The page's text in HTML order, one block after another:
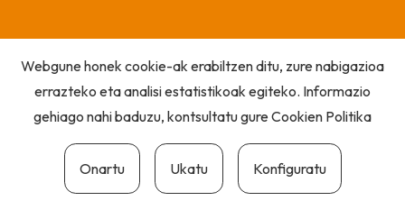
Webgune honek cookie-ak erabiltzen ditu, zure nabigazioa
errazteko eta analisi estatistikoak egiteko. Informazio
gehiago nahi baduzu, kontsultatu gureCookien Politika
Onartu Ukatu Konfiguratu